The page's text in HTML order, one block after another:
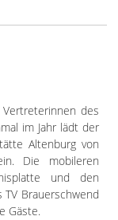
des
im Jahr lädt der
Altenburg von
Die mobileren
und den
TV Brauerschwend
Gäste.